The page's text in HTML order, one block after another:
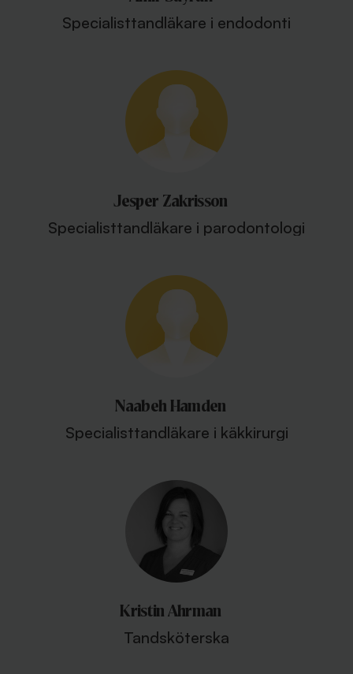
Specialisttandläkare i endodonti
Jesper Zakrisson
Specialisttandläkare i parodontologi
Naabeh Hamden
Specialisttandläkare i käkkirurgi
Kristin Ahrman
Tandsköterska